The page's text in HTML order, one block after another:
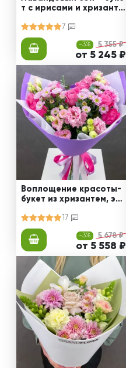
т с ирисами и хризанте
7
-3% 5 355 ₽
от 5 245 ₽
Воплощение красоты-
букет из хризантем, эус
17
-3% 5 678 ₽
от 5 558 ₽